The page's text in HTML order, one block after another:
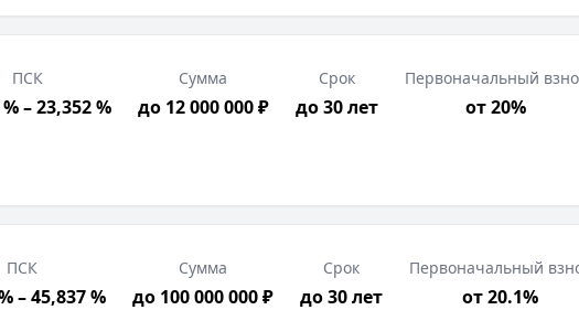
ПСК
– 23,352 %
Сумма
до 12 000 000 ₽
Срок
до 30 лет
Первоначальный
от 20%
ПСК
– 45,837 %
Сумма
до 100 000 000 ₽
Срок
до 30 лет
Первоначальный
от 20.1%